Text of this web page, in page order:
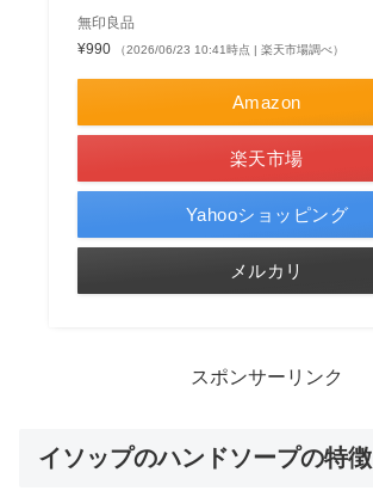
無印良品
¥990
（2026/06/23 10:41時点 | 楽天市場調べ）
Amazon
楽天市場
Yahooショッピング
メルカリ
スポンサーリンク
イソップのハンドソープの特徴